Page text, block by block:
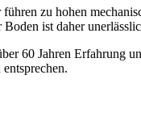
zu hohen
ist daher
60 Jahren Erfahrung